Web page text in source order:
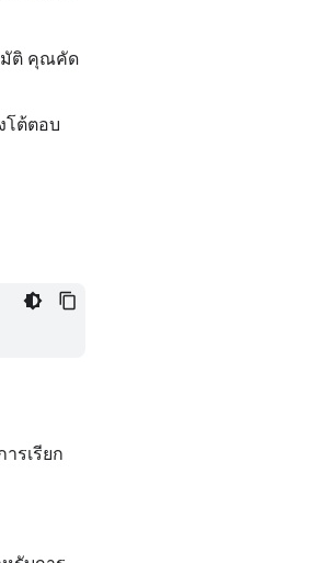
มัติ คุณคัด
โต้ตอบ
รเรียก